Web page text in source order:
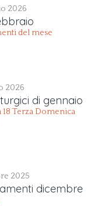
2026
del mese
2026
di gennaio
Terza Domenica
2025
dicembre